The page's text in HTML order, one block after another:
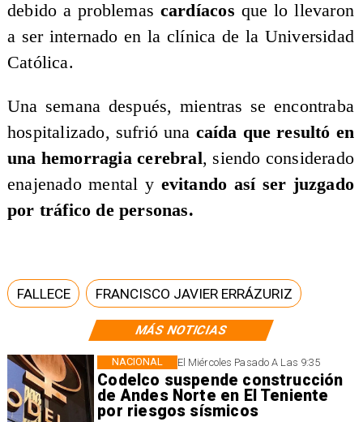
MÁS NOTICIAS
El Miércoles Pasado A Las 9:35
Codelco suspende construcción
de Andes Norte en El Teniente
por riesgos sísmicos
NACIONAL
debido a problemas cardíacos que lo llevaron
a ser internado en la clínica de la Universidad
Católica.
​Una semana después, mientras se encontraba
hospitalizado, sufrió una caída que resultó en
una hemorragia cerebral, siendo considerado
enajenado mental y evitando así ser juzgado
por tráfico de personas.
FALLECE FRANCISCO JAVIER ERRÁZURIZ